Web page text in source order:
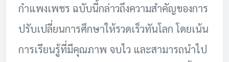
กำแพงเพชร ฉบับนี้กล่าวถึงความสำคัญของการ
ปรับเปลี่ยนการศึกษาให้รวดเร็วทันโลก โดยเน้น
การเรียนรู้ที่มีคุณภาพ จบไว และสามารถนำไป